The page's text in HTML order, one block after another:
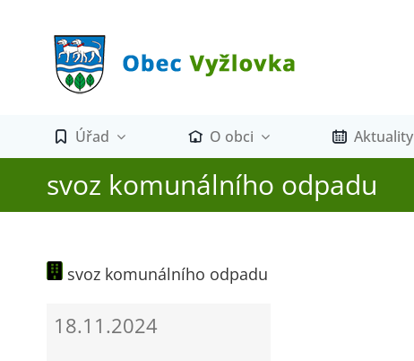
Úřad O obci Aktuality
svoz komunálního odpadu
svoz komunálního odpadu
komunálního
18.11.2024